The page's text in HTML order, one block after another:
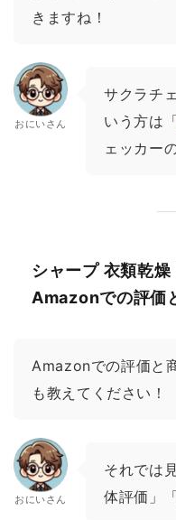
きますね！
おにいさん
サクラチ
いう方は
ェッカー
シャープ 衣類乾
Amazonでの評価
Amazonでの評価と
も教えてください！
おにいさん
それでは
体評価」